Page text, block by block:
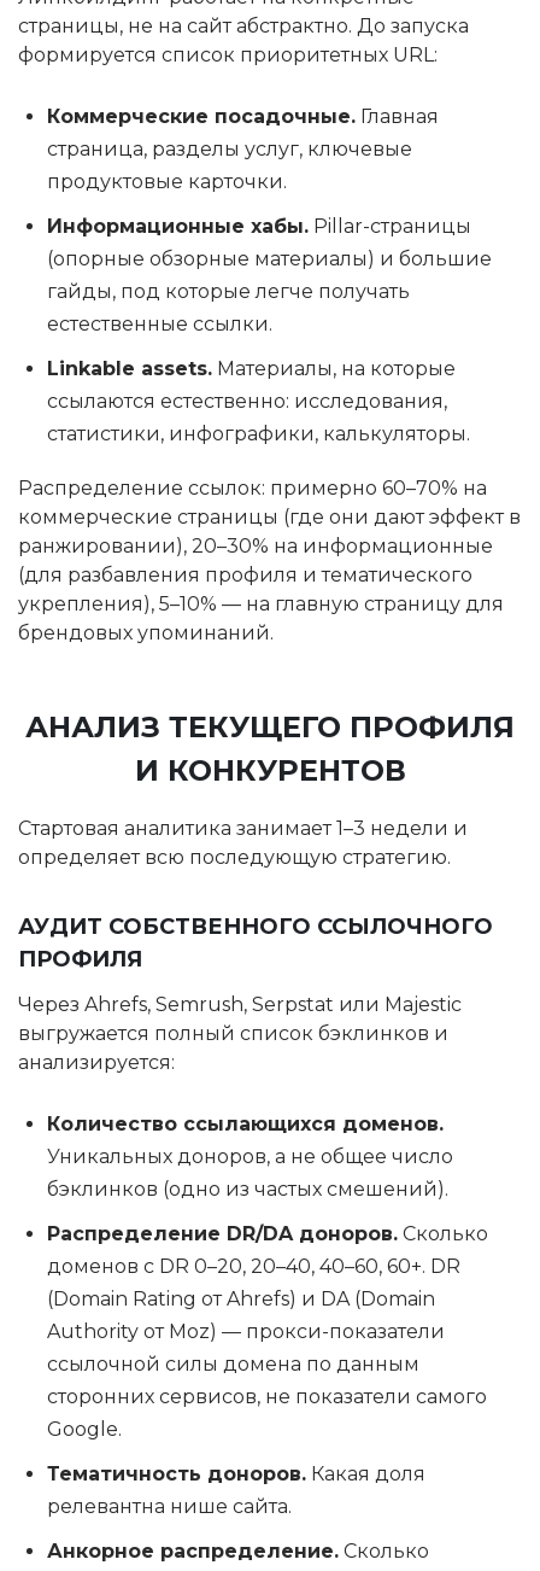
страницы, не на сайт абстрактно. До запуска
формируется список приоритетных URL:
Коммерческие посадочные. Главная
страница, разделы услуг, ключевые
продуктовые карточки.
Информационные хабы. Pillar-страницы
(опорные обзорные материалы) и большие
гайды, под которые легче получать
естественные ссылки.
Linkable assets. Материалы, на которые
ссылаются естественно: исследования,
статистики, инфографики, калькуляторы.
Распределение ссылок: примерно 60–70% на
коммерческие страницы (где они дают эффект в
ранжировании), 20–30% на информационные
(для разбавления профиля и тематического
укрепления), 5–10% — на главную страницу для
брендовых упоминаний.
АНАЛИЗ ТЕКУЩЕГО ПРОФИЛЯ
И КОНКУРЕНТОВ
Стартовая аналитика занимает 1–3 недели и
определяет всю последующую стратегию.
АУДИТ СОБСТВЕННОГО ССЫЛОЧНОГО
ПРОФИЛЯ
Через Ahrefs, Semrush, Serpstat или Majestic
выгружается полный список бэклинков и
анализируется:
Количество ссылающихся доменов.
Уникальных доноров, а не общее число
бэклинков (одно из частых смешений).
Распределение DR/DA доноров. Сколько
доменов с DR 0–20, 20–40, 40–60, 60+. DR
(Domain Rating от Ahrefs) и DA (Domain
Authority от Moz) — прокси-показатели
ссылочной силы домена по данным
сторонних сервисов, не показатели самого
Google.
Тематичность доноров. Какая доля
релевантна нише сайта.
Анкорное распределение. Сколько